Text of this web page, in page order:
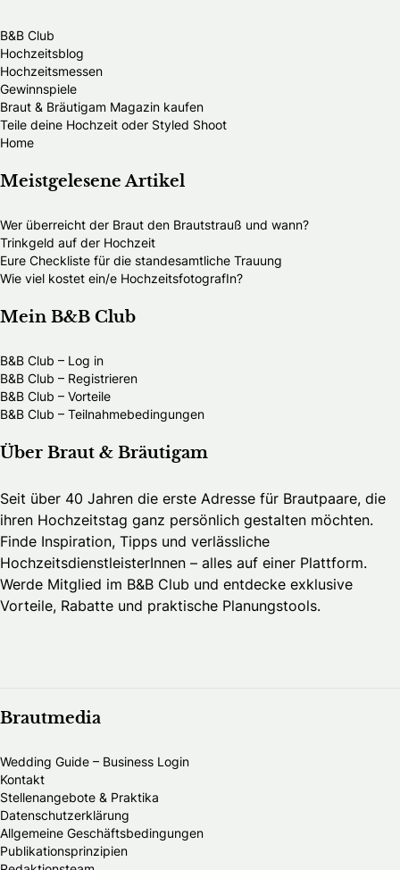
B&B Club
Hochzeitsblog
Hochzeitsmessen
Gewinnspiele
Braut & Bräutigam Magazin kaufen
Teile deine Hochzeit oder Styled Shoot
Home
Meistgelesene Artikel
Wer überreicht der Braut den Brautstrauß und wann?
Trinkgeld auf der Hochzeit
Eure Checkliste für die standesamtliche Trauung
Wie viel kostet ein/e HochzeitsfotografIn?
Mein B&B Club
B&B Club – Log in
B&B Club – Registrieren
B&B Club – Vorteile
B&B Club – Teilnahmebedingungen
Über Braut & Bräutigam
Seit über 40 Jahren die erste Adresse für Brautpaare, die
ihren Hochzeitstag ganz persönlich gestalten möchten.
Finde Inspiration, Tipps und verlässliche
HochzeitsdienstleisterInnen – alles auf einer Plattform.
Werde Mitglied im B&B Club und entdecke exklusive
Vorteile, Rabatte und praktische Planungstools.
Brautmedia
Wedding Guide – Business Login
Kontakt
Stellenangebote & Praktika
Datenschutzerklärung
Allgemeine Geschäftsbedingungen
Publikationsprinzipien